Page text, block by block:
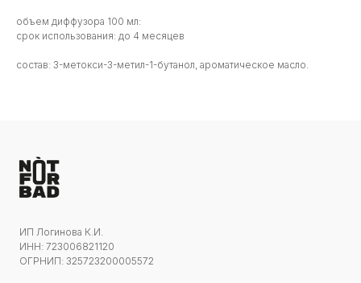
объем диффузора 100 мл:
срок использования: до 4 месяцев
состав: 3-метокси-3-метил-1-бутанол, ароматическое масло.
ИП Логинова К.И.
ИНН: 723006821120
ОГРНИП: 325723200005572